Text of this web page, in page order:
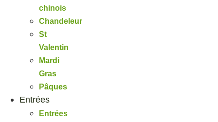
chinois
Chandeleur
St
Valentin
Mardi
Gras
Pâques
Entrées
Entrées